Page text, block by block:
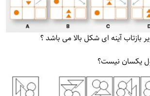
بازتاب آینه ای شکل بالا می باشد ؟
یکسان نیست؟